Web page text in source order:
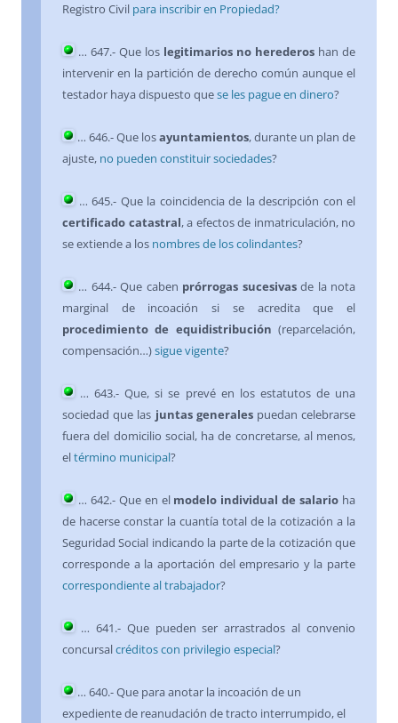
Registro Civil para inscribir en Propiedad?
… 647.- Que los legitimarios no herederos han de
intervenir en la partición de derecho común aunque el
testador haya dispuesto quese les pague en dinero?
… 646.- Que losayuntamientos, durante un plan de
ajuste, no pueden constituir sociedades?
… 645.- Que la coincidencia de la descripción con el
certificado catastral, a efectos de inmatriculación, no
se extiende a los nombres de los colindantes?
… 644.- Que caben prórrogas sucesivasde la nota
marginal de incoación si se acreditaque el
procedimiento de equidistribución (reparcelación,
compensación…)sigue vigente?
…643.- Que, si se prevé en los estatutos de una
sociedad que las juntas generalespuedan celebrarse
fuera del domicilio social, ha de concretarse, al menos,
eltérmino municipal?
… 642.- Que en el modelo individual de salario ha
de hacerse constar la cuantía total de la cotización a la
Seguridad Social indicando la parte de la cotización que
corresponde a la aportación del empresario y la parte
correspondiente al trabajador?
… 641.- Que pueden ser arrastrados al convenio
concursalcréditos con privilegio especial?
… 640.- Que para anotar la incoación de un
expediente de reanudación de tracto interrumpido, el